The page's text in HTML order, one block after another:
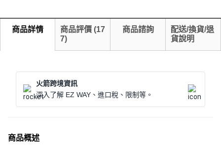
商品詳情 商品評價 (17
7)
商品諮詢
配送/換貨/退
貨說明
火箭跨境資訊
深入了解 EZ WAY、進口稅、限制等。
商品概述